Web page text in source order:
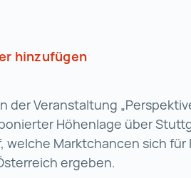
hinzufügen
der Veranstaltung
Höhenlage über
welche Marktchancen sich für
ergeben.